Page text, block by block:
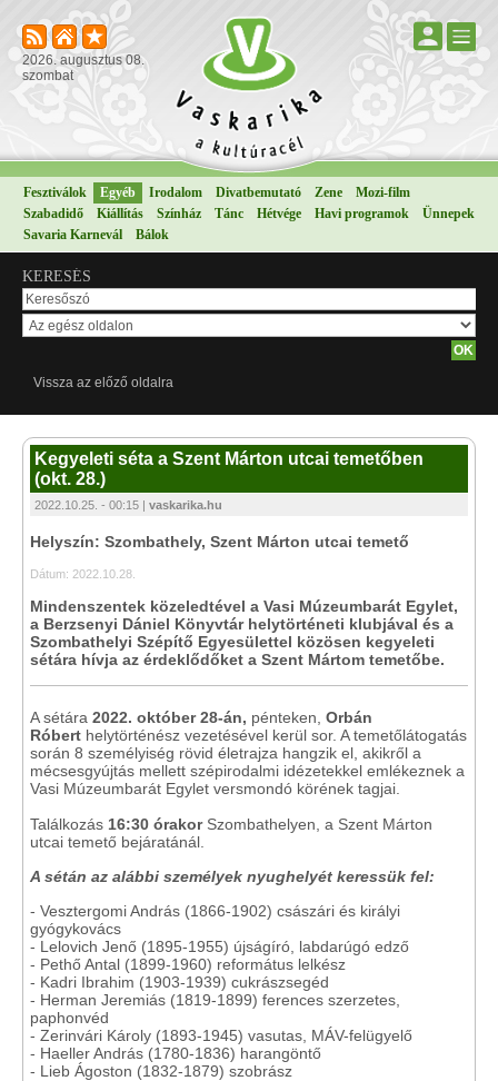
2026. augusztus 08.
szombat
Fesztiválok Egyéb Irodalom Divatbemutató Zene
Mozi-film
Szabadidő
Kiállítás Színház Tánc Hétvége Havi programok
Ünnepek
Savaria Karnevál
Bálok
KERESÉS
Vissza az előző oldalra
Kegyeleti séta a Szent Márton utcai temetőben
(okt. 28.)
2022.10.25. - 00:15 | vaskarika.hu
Helyszín: Szombathely, Szent Márton utcai temető
Dátum: 2022.10.28.
Mindenszentek közeledtével a Vasi Múzeumbarát Egylet,
a Berzsenyi Dániel Könyvtár helytörténeti klubjával és a
Szombathelyi Szépítő Egyesülettel közösen kegyeleti
sétára hívja az érdeklődőket a Szent Mártom temetőbe.
A sétára 2022. október 28-án, pénteken, Orbán
Róbert helytörténész vezetésével kerül sor. A temetőlátogatás
során 8 személyiség rövid életrajza hangzik el, akikről a
mécsesgyújtás mellett szépirodalmi idézetekkel emlékeznek a
Vasi Múzeumbarát Egylet versmondó körének tagjai.
Találkozás 16:30 órakorSzombathelyen, a Szent Márton
utcai temető bejáratánál.
A sétán az alábbi személyek nyughelyét keressük fel:
- Vesztergomi András (1866-1902) császári és királyi
gyógykovács
- Lelovich Jenő (1895-1955) újságíró, labdarúgó edző
- Pethő Antal (1899-1960) református lelkész
- Kadri Ibrahim (1903-1939) cukrászsegéd
- Herman Jeremiás (1819-1899) ferences szerzetes,
paphonvéd
- Zerinvári Károly (1893-1945) vasutas, MÁV-felügyelő
- Haeller András (1780-1836) harangöntő
- Lieb Ágoston (1832-1879) szobrász